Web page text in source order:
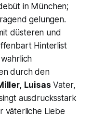
in München;
gelungen.
düsteren und
Hinterlist
durch den
Luisas Vater,
ausdrucksstark
väterliche Liebe